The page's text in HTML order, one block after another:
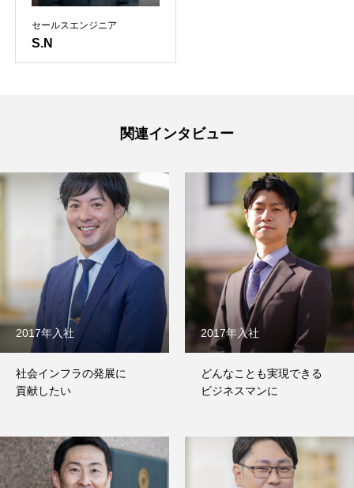
セールスエンジニア
S.N
関連インタビュー
2017年入社
社会インフラの発展に
貢献したい
2017年入社
どんなことも実現できる
ビジネスマンに